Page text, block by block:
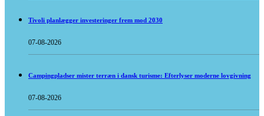
Tivoli planlægger investeringer frem mod 2030
07-08-2026
Campingpladser mister terræn i dansk turisme: Efterlyser moderne lovgivning
07-08-2026